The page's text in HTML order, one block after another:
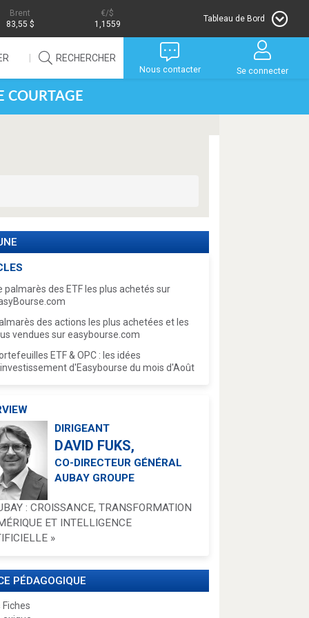
Brent
83,55 $
/$
1,1559
Tableau de Bord
RECHERCHER
Nous contacter Se connecter
COURTAGE
palmarès des ETF les plus achetés sur
des actions les plus achetées et les
vendues sur easybourse.com
ETF & OPC : les idées
d'Easybourse du mois d'Août
DIRIGEANT
DAVID FUKS,
CO-DIRECTEUR GÉNÉRAL
AUBAY GROUPE
: CROISSANCE, TRANSFORMATION
ET INTELLIGENCE
»
PÉDAGOGIQUE
Fiches